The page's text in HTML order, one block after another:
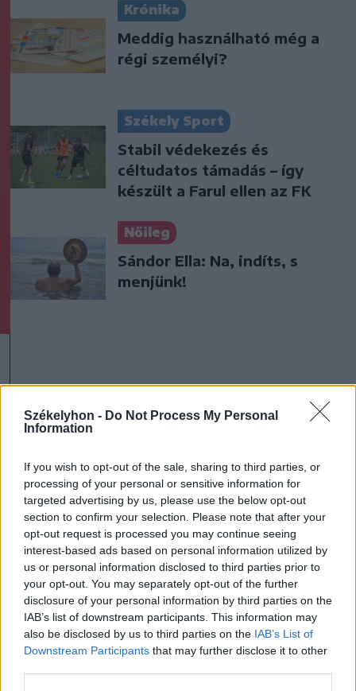
Székelyhon - Do Not Process My Personal
Information
If you wish to opt-out of the sale, sharing to third parties, or
processing of your personal or sensitive information for
targeted advertising by us, please use the below opt-out
section to confirm your selection. Please note that after your
opt-out request is processed you may continue seeing
interest-based ads based on personal information utilized by
us or personal information disclosed to third parties prior to
your opt-out. You may separately opt-out of the further
disclosure of your personal information by third parties on the
IAB’s list of downstream participants. This information may
also be disclosed by us to third parties on the IAB’s List of
Downstream Participants that may further disclose it to other
Krónika
Meddig használható még a
régi személyi?
Székely Sport
Stabil védekezés és
céltudatos támadás – így
készült a Farul ellen az FK
Nőileg
Sándor Ella: Na, indíts, s
menjünk!
A rovat további cikkei